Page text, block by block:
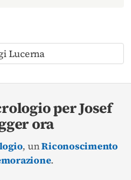
Lucerna
per Josef
ora
, unRiconoscimento
.